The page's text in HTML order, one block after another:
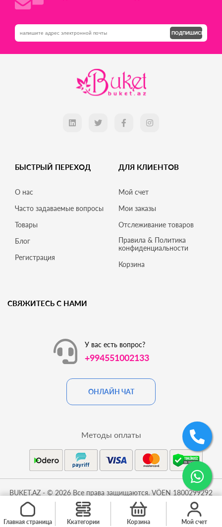
ПОДПИШИСЬ
БЫСТРЫЙ ПЕРЕХОД
О нас
Часто задаваемые вопросы
Товары
Блог
Регистрация
ДЛЯ КЛИЕНТОВ
Мой счет
Мои заказы
Отслеживание товаров
Правила & Политика
конфиденциальности
Корзина
СВЯЖИТЕСЬ С НАМИ
У вас есть вопрос?
+994551002133
ОНЛАЙН ЧАТ
BUKET.AZ - © 2026 Все права защищаются. VÖEN 1800299292
Методы оплаты
Главная страница Kкатегории Корзина Мой счет